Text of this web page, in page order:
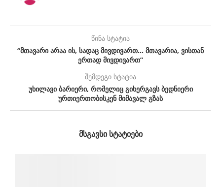
წინა სტატია
“მთავარი არაა ის, სადაც მივდივართ… მთავარია, ვისთან
ერთად მივდივართ”
შემდეგი სტატია
უხილავი ბარიერი, რომელიც გიხერგავს ბედნიერი
ურთიერთობისკენ მიმავალ გზას
ᲛᲡᲒᲐᲕᲡᲘ ᲡᲢᲐᲢᲘᲔᲑᲘ